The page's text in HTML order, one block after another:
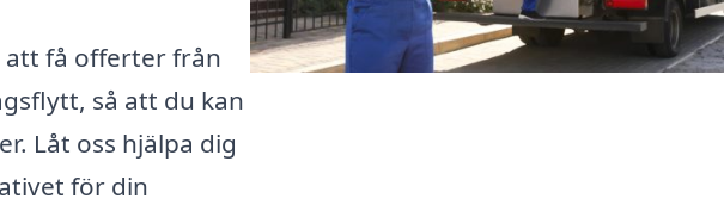
att få offerter från
så att du kan
Låt oss hjälpa dig
för din